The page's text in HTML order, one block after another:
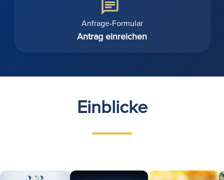
Anfrage-Formular
Antrag einreichen
Einblicke